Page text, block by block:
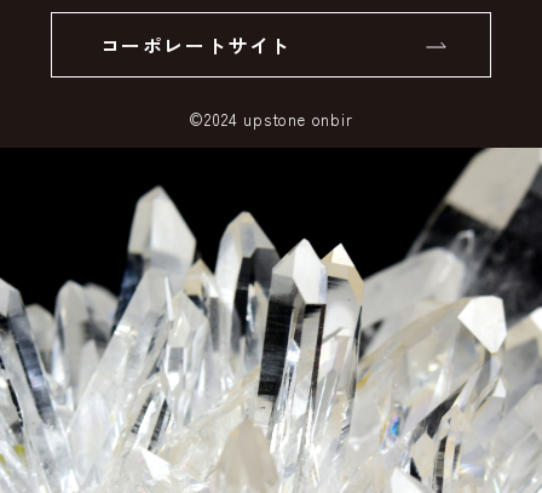
SSLサーバー証明書とは
コーポレートサイト
©2024 upstone onbir